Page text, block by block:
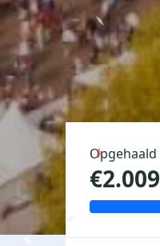
Opgehaald
€2.009